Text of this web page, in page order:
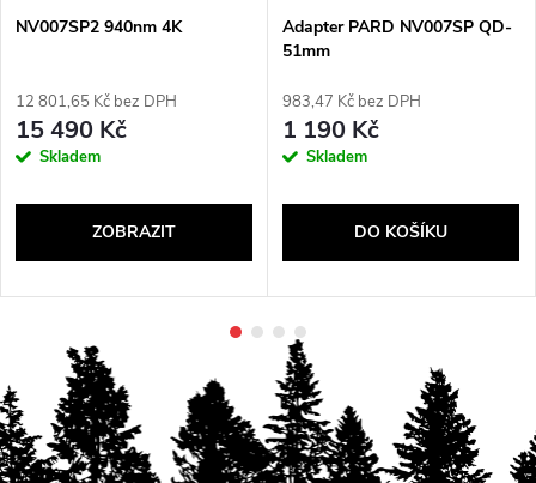
NV007SP2 940nm 4K
12 801,65 Kč bez DPH
15 490 Kč
Skladem
ZOBRAZIT
Adapter PARD NV007SP QD-
51mm
983,47 Kč bez DPH
1 190 Kč
Skladem
DO KOŠÍKU